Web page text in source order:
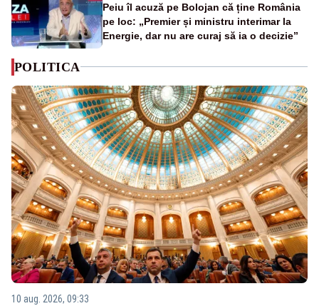
Peiu îl acuză pe Bolojan că ține România
pe loc: „Premier și ministru interimar la
Energie, dar nu are curaj să ia o decizie”
POLITICA
10 aug. 2026, 09:33